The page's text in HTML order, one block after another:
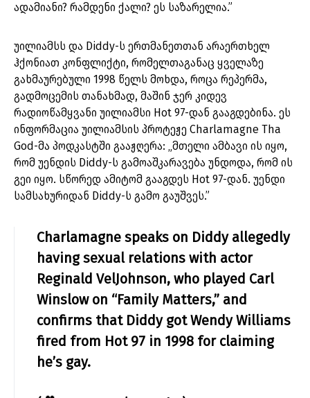
ადამიანი? რამდენი ქალი? ეს საზარელია.”
უილიამსს და Diddy-ს ერთმანეთთან არაერთხელ
ჰქონიათ კონფლიქტი, რომელთაგანაც ყველაზე
გახმაურებული 1998 წელს მოხდა, როცა რეპერმა,
გადმოცემის თანახმად, მაშინ ჯერ კიდევ
რადიოწამყვანი უილიამსი Hot 97-დან გააგდებინა. ეს
ინფორმაცია უილიამსის პროტეჟე Charlamagne Tha
God-მა პოდკასტში გააჟღერა: „მთელი ამბავი ის იყო,
რომ უენდის Diddy-ს გამოაშკარავება უნდოდა, რომ ის
გეი იყო. სწორედ ამიტომ გააგდეს Hot 97-დან. უენდი
სამსახურიდან Diddy-ს გამო გაუშვეს.”
Charlamagne speaks on Diddy allegedly
having sexual relations with actor
Reginald VelJohnson, who played Carl
Winslow on “Family Matters,” and
confirms that Diddy got Wendy Williams
fired from Hot 97 in 1998 for claiming
he’s gay.